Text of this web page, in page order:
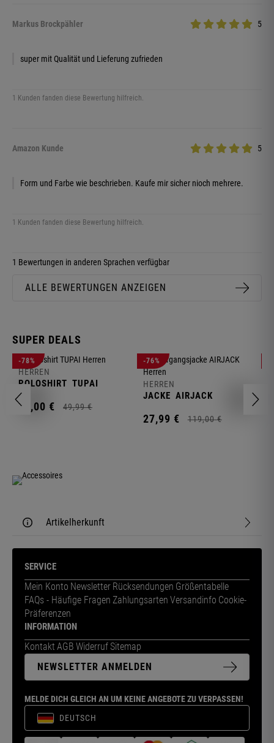
Markus Brockpähler 5
super mit Qualität und Lieferung zufrieden
1 Kunden fanden diese Bewertung hilfreich.
Amazon Kunde 5
Form und Farbe wie beschrieben. Kaufe mir sicher nioch mehrere.
1 Kunden fanden diese Bewertung hilfreich.
1 Bewertungen in anderen Sprachen verfügbar
ALLE BEWERTUNGEN ANZEIGEN
SUPER DEALS
-78%
HERREN
POLOSHIRT TUPAI
11,00 € 49,99 €
-76%
HERREN
JACKE AIRJACK
27,99 € 119,00 €
Artikelherkunft
SERVICE
Mein Konto Newsletter Rücksendungen Größentabelle
FAQs - Häufige Fragen Zahlungsarten Versandinfo Cookie-
Präferenzen
INFORMATION
Kontakt AGB Widerruf Sitemap
NEWSLETTER ANMELDEN
MELDE DICH GLEICH AN UM KEINE ANGEBOTE ZU VERPASSEN!
DEUTSCH